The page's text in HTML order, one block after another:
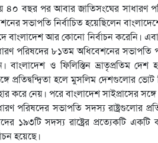
৪০ বছর পর আবার জাতিসংঘের সাধারণ
সভাপতি নির্বাচিত হয়েছিলেন
আর কোনো নির্বাচন করেনি।
পরিষদের ৮১তম অধিবেশনের সভাপতি
বাংলাদেশ ও ফিলিস্তিন ভ্রাতৃপ্রতিম
প্রতিদ্বন্দ্বিতা হলে মুসলিম দেশগুলোর
করে নেয়। পরে বাংলাদেশ সাইপ্রাসের
পরিষদের সভাপতি সদস্য রাষ্ট্রগুলোর
১৯৩টি সদস্য রাষ্ট্রের প্রত্যেকটি
হয়েছে।